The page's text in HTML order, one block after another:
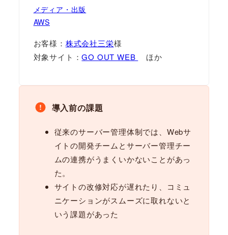
メディア・出版
AWS
お客様： 株式会社三栄様
対象サイト：GO OUT WEB ほか
導入前の課題
従来のサーバー管理体制では、Webサ
イトの開発チームとサーバー管理チー
ムの連携がうまくいかないことがあっ
た。
サイトの改修対応が遅れたり、コミュ
ニケーションがスムーズに取れないと
いう課題があった